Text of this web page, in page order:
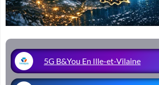
5G B&You En Ille-et-Vilaine